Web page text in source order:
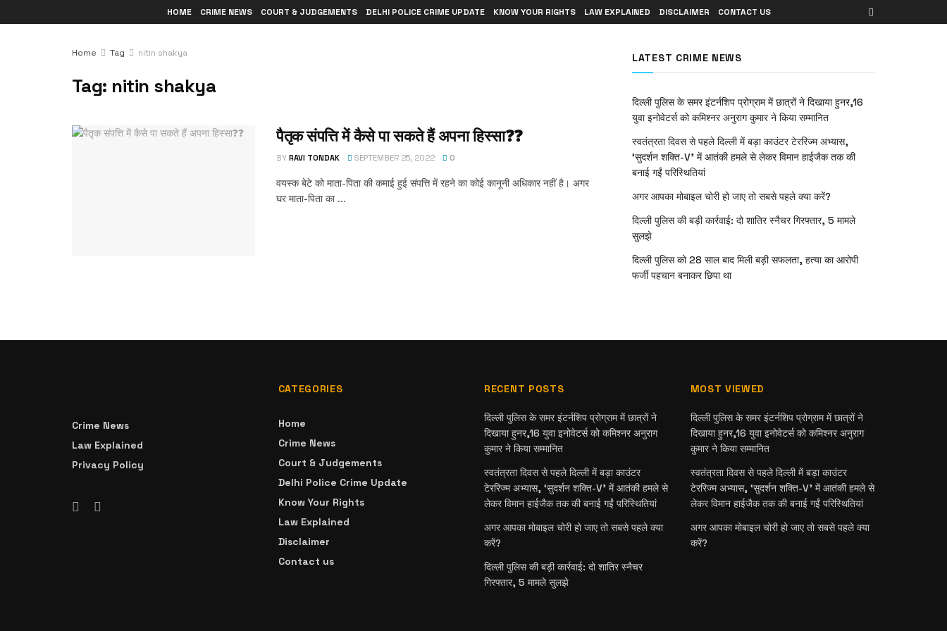
HOME CRIME NEWS COURT & JUDGEMENTS DELHI POLICE CRIME UPDATE KNOW YOUR RIGHTS LAW EXPLAINED DISCLAIMER CONTACT US
Home Tag nitin shakya
Tag: nitin shakya
पैतृक संपत्ति में कैसे पा सकते हैं अपना हिस्सा❓❓
BY RAVI TONDAK SEPTEMBER 25, 2022 0
वयस्क बेटे को माता-पिता की कमाई हुई संपत्ति में रहने का कोई कानूनी अधिकार नहीं है। अगर
घर माता-पिता का ...
LATEST CRIME NEWS
दिल्ली पुलिस के समर इंटर्नशिप प्रोग्राम में छात्रों ने दिखाया हुनर,16
युवा इनोवेटर्स को कमिश्नर अनुराग कुमार ने किया सम्मानित
स्वतंत्रता दिवस से पहले दिल्ली में बड़ा काउंटर टेररिज्म अभ्यास,
‘सुदर्शन शक्ति-V’ में आतंकी हमले से लेकर विमान हाईजैक तक की
बनाई गईं परिस्थितियां
अगर आपका मोबाइल चोरी हो जाए तो सबसे पहले क्या करें?
दिल्ली पुलिस की बड़ी कार्रवाई: दो शातिर स्नैचर गिरफ्तार, 5 मामले
सुलझे
दिल्ली पुलिस को 28 साल बाद मिली बड़ी सफलता, हत्या का आरोपी
फर्जी पहचान बनाकर छिपा था
Crime News
Law Explained
Privacy Policy
CATEGORIES
Home
Crime News
Court & Judgements
Delhi Police Crime Update
Know Your Rights
Law Explained
Disclaimer
Contact us
RECENT POSTS
दिल्ली पुलिस के समर इंटर्नशिप प्रोग्राम में छात्रों ने
दिखाया हुनर,16 युवा इनोवेटर्स को कमिश्नर अनुराग
कुमार ने किया सम्मानित
स्वतंत्रता दिवस से पहले दिल्ली में बड़ा काउंटर
टेररिज्म अभ्यास, ‘सुदर्शन शक्ति-V’ में आतंकी हमले से
लेकर विमान हाईजैक तक की बनाई गईं परिस्थितियां
अगर आपका मोबाइल चोरी हो जाए तो सबसे पहले क्या
करें?
दिल्ली पुलिस की बड़ी कार्रवाई: दो शातिर स्नैचर
गिरफ्तार, 5 मामले सुलझे
MOST VIEWED
दिल्ली पुलिस के समर इंटर्नशिप प्रोग्राम में छात्रों ने
दिखाया हुनर,16 युवा इनोवेटर्स को कमिश्नर अनुराग
कुमार ने किया सम्मानित
स्वतंत्रता दिवस से पहले दिल्ली में बड़ा काउंटर
टेररिज्म अभ्यास, ‘सुदर्शन शक्ति-V’ में आतंकी हमले से
लेकर विमान हाईजैक तक की बनाई गईं परिस्थितियां
अगर आपका मोबाइल चोरी हो जाए तो सबसे पहले क्या
करें?